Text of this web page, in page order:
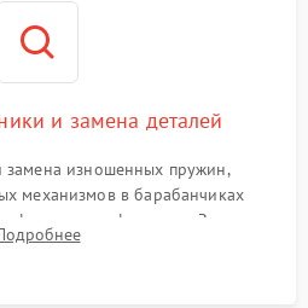
и замена деталей
замена изношенных пружин,
механизмов в барабанчиках
в трансфокаторе. Замена
сетки или восстановление